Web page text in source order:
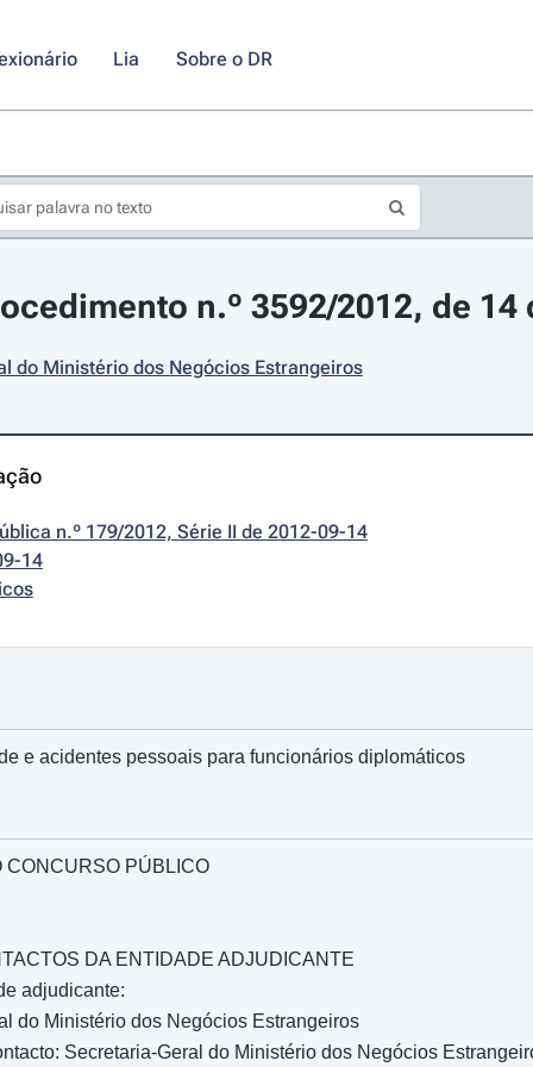
Lia Sobre o DR
n.º 3592/2012, de 14
do Ministério dos Negócios Estrangeiros
n.º 179/2012, Série II de 2012-09-14
14
e acidentes pessoais para funcionários diplomáticos
CONCURSO PÚBLICO
DA ENTIDADE ADJUDICANTE
adjudicante:
do Ministério dos Negócios Estrangeiros
Secretaria-Geral do Ministério dos Negócios